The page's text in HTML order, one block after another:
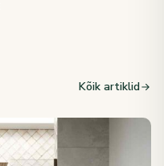
Kõik artiklid